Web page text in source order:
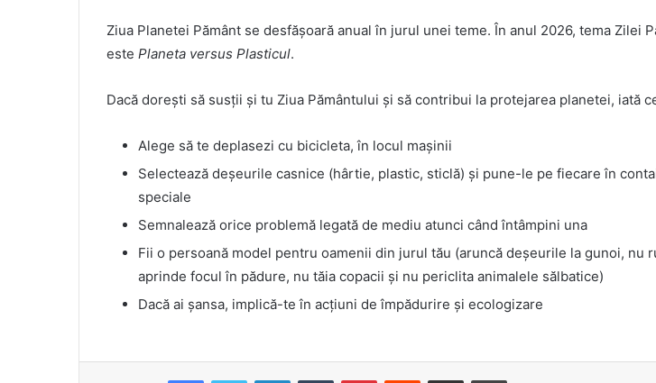
Ziua Planetei Pământ se desfășoară anual în jurul unei teme. În anul 2026, tema Zilei
este Planeta versus Plasticul.
Dacă dorești să susții și tu Ziua Pământului și să contribui la protejarea planetei, iată
Alege să te deplasezi cu bicicleta, în locul mașinii
Selectează deșeurile casnice (hârtie, plastic, sticlă) și pune-le pe fiecare în
speciale
Semnalează orice problemă legată de mediu atunci când întâmpini una
Fii o persoană model pentru oamenii din jurul tău (aruncă deșeurile la gunoi, nu
aprinde focul în pădure, nu tăia copacii și nu periclita animalele sălbatice)
Dacă ai șansa, implică-te în acțiuni de împădurire și ecologizare
FacebookTwitter LinkedInTumblr PinterestReddit Share via Email Print